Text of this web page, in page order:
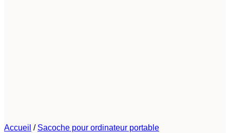
Accueil / Sacoche pour ordinateur portable